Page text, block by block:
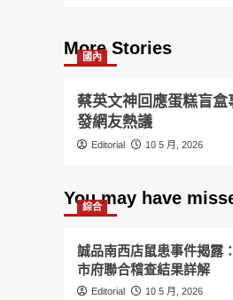
More Stories
國內
蔡英文神回應蛋糕盲盒
發網友熱議
Editorial 10 5 月, 2026
You may have
綜合
誠品南西店鼠患事件揭露
市府聯合稽查結果詳解
Editorial 10 5 月, 2026